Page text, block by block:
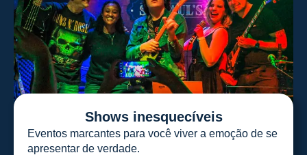
Shows inesquecíveis
Eventos marcantes para você viver a emoção de se
apresentar de verdade.